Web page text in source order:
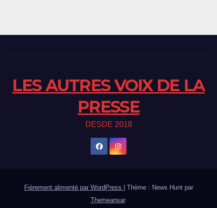
LES AUTRES VOIX DE LA
PRESSE
DESDE 2018
Fièrement alimenté par WordPress
Thème : News Hunt par
Themeansar.